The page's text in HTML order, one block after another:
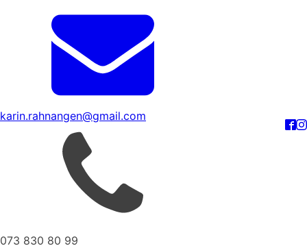
karin.rahnangen@gmail.com
073 830 80 99